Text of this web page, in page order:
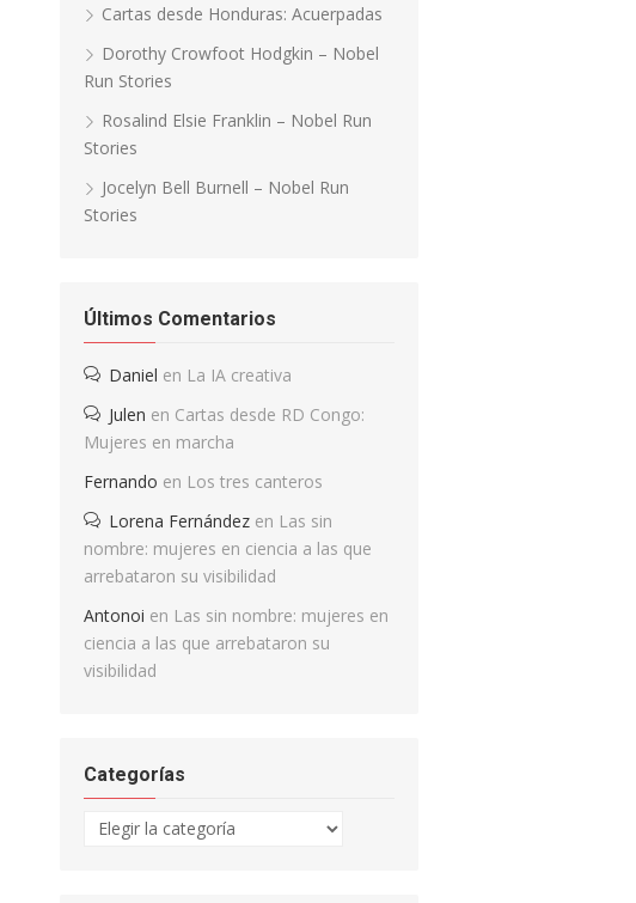
Cartas desde Honduras: Acuerpadas
Dorothy Crowfoot Hodgkin – Nobel
Run Stories
Rosalind Elsie Franklin – Nobel Run
Stories
Jocelyn Bell Burnell – Nobel Run
Stories
Últimos Comentarios
Daniel en La IA creativa
Julen en Cartas desde RD Congo:
Mujeres en marcha
Fernando en Los tres canteros
Lorena Fernández en Las sin
nombre: mujeres en ciencia a las que
arrebataron su visibilidad
Antonoi en Las sin nombre: mujeres en
ciencia a las que arrebataron su
visibilidad
Categorías
Categorías